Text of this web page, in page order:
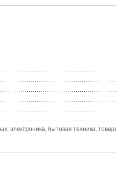
электроника, бытовая техника,